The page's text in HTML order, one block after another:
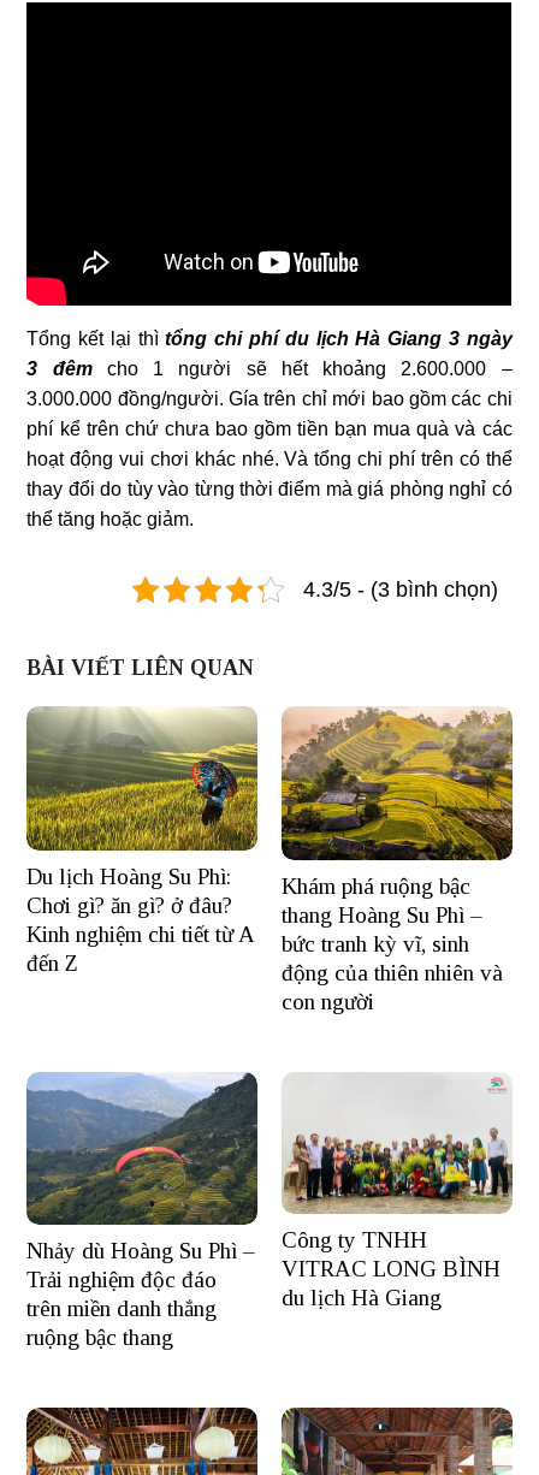
Tổng kết lại thìtổng chi phí du lịch Hà Giang 3 ngày
3 đêmcho 1 người sẽ hết khoảng 2.600.000 –
3.000.000 đồng/người. Gía trên chỉ mới bao gồm các chi
phí kể trên chứ chưa bao gồm tiền bạn mua quà và các
hoạt động vui chơi khác nhé. Và tổng chi phí trên có thể
thay đổi do tùy vào từng thời điểm mà giá phòng nghỉ có
thể tăng hoặc giảm.
4.3/5 - (3 bình chọn)
BÀI VIẾT LIÊN QUAN
Du lịch Hoàng Su Phì:
Chơi gì? ăn gì? ở đâu?
Kinh nghiệm chi tiết từ A
đến Z
Khám phá ruộng bậc
thang Hoàng Su Phì –
bức tranh kỳ vĩ, sinh
động của thiên nhiên và
con người
Nhảy dù Hoàng Su Phì –
Trải nghiệm độc đáo
trên miền danh thắng
ruộng bậc thang
Công ty TNHH
VITRAC LONG BÌNH
du lịch Hà Giang